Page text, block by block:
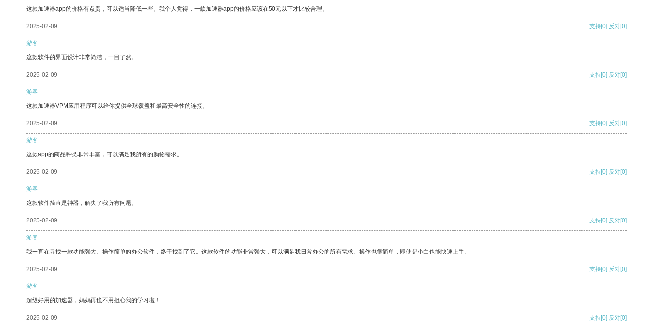
这款加速器app的价格有点贵，可以适当降低一些。我个人觉得，一款加速器app的价格应该在50元以下才比较合理。
2025-02-09 支持[0] 反对[0]
游客
这款软件的界面设计非常简洁，一目了然。
2025-02-09 支持[0] 反对[0]
游客
这款加速器VPM应用程序可以给你提供全球覆盖和最高安全性的连接。
2025-02-09 支持[0] 反对[0]
游客
这款app的商品种类非常丰富，可以满足我所有的购物需求。
2025-02-09 支持[0] 反对[0]
游客
这款软件简直是神器，解决了我所有问题。
2025-02-09 支持[0] 反对[0]
游客
我一直在寻找一款功能强大、操作简单的办公软件，终于找到了它。这款软件的功能非常强大，可以满足我日常办公的所有需求。操作也很简单，即使是小白也能快速上手。
2025-02-09 支持[0] 反对[0]
游客
超级好用的加速器，妈妈再也不用担心我的学习啦！
2025-02-09 支持[0] 反对[0]